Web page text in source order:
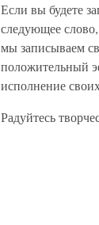
Если вы будете
следующее
мы записываем
положительный
исполнение
Радуйтесь